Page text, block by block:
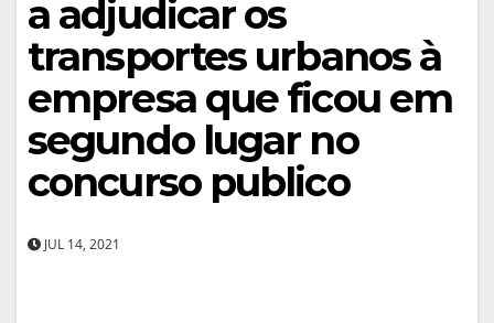
a adjudicar os
transportes urbanos à
empresa que ficou em
segundo lugar no
concurso publico
JUL 14, 2021